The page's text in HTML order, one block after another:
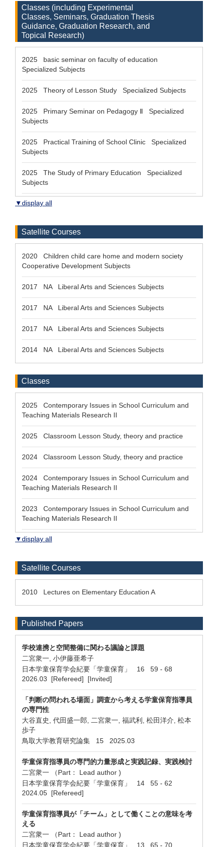
Classes (including Experimental
Classes, Seminars, Graduation Thesis
Guidance, Graduation Research, and
Topical Research)
2025 basic seminar on faculty of education
Specialized Subjects
2025 Theory of Lesson Study Specialized Subjects
2025 Primary Seminar on Pedagogy Ⅱ Specialized
Subjects
2025 Practical Training of School Clinic Specialized
Subjects
2025 The Study of Primary Education Specialized
Subjects
▼display all
Satellite Courses
2020 Children child care home and modern society
Cooperative Development Subjects
2017 NA Liberal Arts and Sciences Subjects
2017 NA Liberal Arts and Sciences Subjects
2017 NA Liberal Arts and Sciences Subjects
2014 NA Liberal Arts and Sciences Subjects
Classes
2025 Contemporary Issues in School Curriculum and
Teaching Materials Research II
2025 Classroom Lesson Study, theory and practice
2024 Classroom Lesson Study, theory and practice
2024 Contemporary Issues in School Curriculum and
Teaching Materials Research II
2023 Contemporary Issues in School Curriculum and
Teaching Materials Research II
▼display all
Satellite Courses
2010 Lectures on Elementary Education A
Published Papers
学校連携と空間整備に関わる議論と課題
二宮衆一, 小伊藤亜希子
日本学童保育学会紀要「学童保育」 16 59 - 68
2026.03 [Refereed] [Invited]
「判断の問われる場面」調査から考える学童保育指導員
の専門性
大谷直史, 代田盛一郎, 二宮衆一, 福武利, 松田洋介, 松本
歩子
鳥取大学教育研究論集 15 2025.03
学童保育指導員の専門的力量形成と実践記録、実践検討
二宮衆一 （Part： Lead author )
日本学童保育学会紀要「学童保育」 14 55 - 62
2024.05 [Refereed]
学童保育指導員が「チーム」として働くことの意味を考
える
二宮衆一 （Part： Lead author )
日本学童保育学会紀要「学童保育」 13 65 - 70